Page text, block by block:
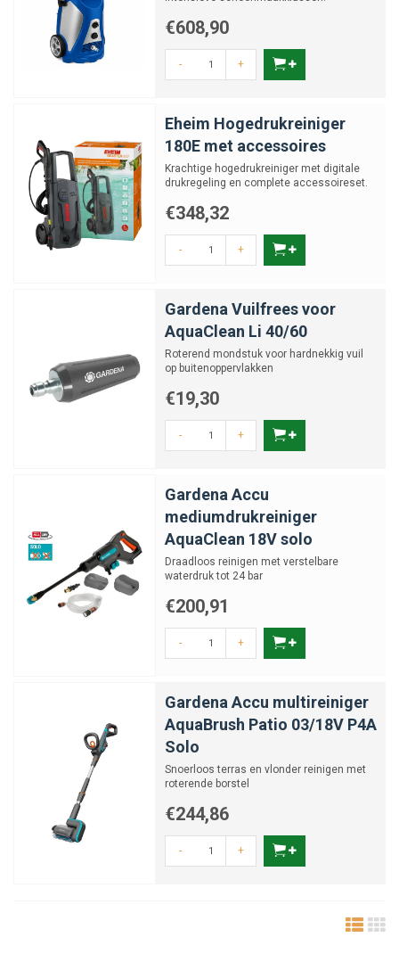
€608,90
- +
Eheim Hogedrukreiniger
180E met accessoires
Krachtige hogedrukreiniger met digitale
drukregeling en complete accessoireset.
€348,32
- +
Gardena Vuilfrees voor
AquaClean Li 40/60
Roterend mondstuk voor hardnekkig vuil
op buitenoppervlakken
€19,30
- +
Gardena Accu
mediumdrukreiniger
AquaClean 18V solo
Draadloos reinigen met verstelbare
waterdruk tot 24 bar
€200,91
- +
Gardena Accu multireiniger
AquaBrush Patio 03/18V P4A
Solo
Snoerloos terras en vlonder reinigen met
roterende borstel
€244,86
- +